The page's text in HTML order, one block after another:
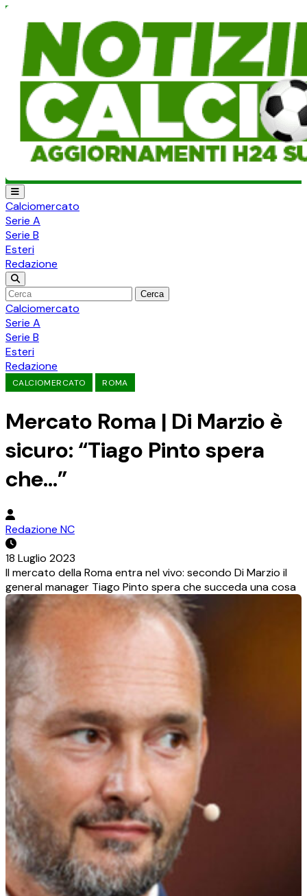
Calciomercato
Serie A
Serie B
Esteri
Redazione
Cerca
Calciomercato
Serie A
Serie B
Esteri
Redazione
CALCIOMERCATO ROMA
Mercato Roma | Di Marzio è
sicuro: “Tiago Pinto spera
che…”
Redazione NC
18 Luglio 2023
Il mercato della Roma entra nel vivo: secondo Di Marzio il
general manager Tiago Pinto spera che succeda una cosa